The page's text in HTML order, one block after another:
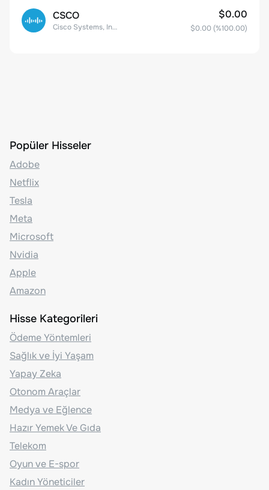
CSCO
Cisco Systems, Inc. Common Stock (DE)
$0.00
$0.00 (%100.00)
Popüler Hisseler
Adobe
Netflix
Tesla
Meta
Microsoft
Nvidia
Apple
Amazon
Hisse Kategorileri
Ödeme Yöntemleri
Sağlık ve İyi Yaşam
Yapay Zeka
Otonom Araçlar
Medya ve Eğlence
Hazır Yemek Ve Gıda
Telekom
Oyun ve E-spor
Kadın Yöneticiler